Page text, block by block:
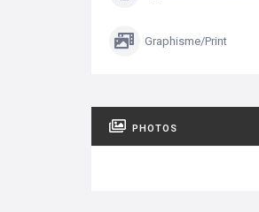
Graphisme/Print
PHOTOS